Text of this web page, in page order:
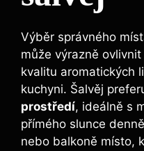
Výběr správného
může výrazně
kvalitu aromatických
kuchyni. Šalvěj
prostředí, ideálně s
přímého slunce
nebo balkoně místo,